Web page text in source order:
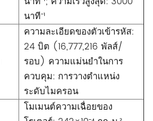
นาที⁻¹
ความละเอียดของตัวเข้ารหัส:
24 บิต (16,777,216 พัลส์/
รอบ) ความแม่นยำในการ
ควบคุม: การวางตำแหน่ง
ระดับไมครอน
โมเมนต์ความเฉื่อยของ